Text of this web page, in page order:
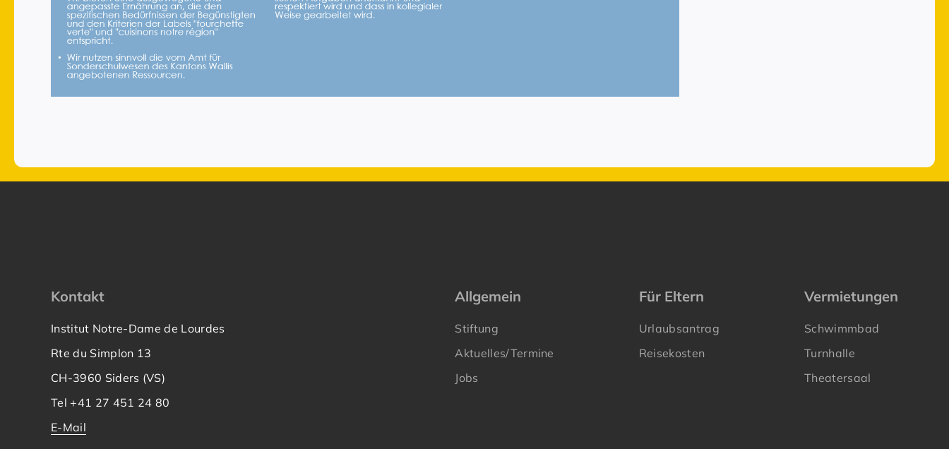
Kontakt
Institut Notre-Dame de Lourdes
Rte du Simplon 13
CH-3960 Siders (VS)
Tel +41 27 451 24 80
E-Mail
Allgemein
Stiftung
Aktuelles/Termine
Jobs
Für Eltern
Urlaubsantrag
Reisekosten
Vermietungen
Schwimmbad
Turnhalle
Theatersaal